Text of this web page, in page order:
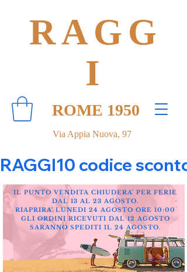
Via Appia Nuova, 97
RAGG
I
ROME 1950
RAGGI10 codice
IL PUNTO VENDITA CHIUDERA' PER FERIE
DAL 13 AL 23 AGOSTO.
RIAPRIRA' LUNEDI 24 AGOSTO ORE 10:00
GLI ORDINI RICEVUTI DAL 12 AGOSTO
SARANNO SPEDITI IL 24 AGOSTO.